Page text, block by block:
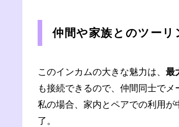
仲間や家族とのツーリ
このインカムの大きな魅力は、 最
も接続できるので、仲間同士でメ
私の場合、家内とペアでの利用が
了。